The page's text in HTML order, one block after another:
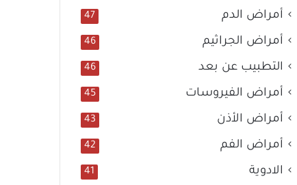
أمراض الدم 47
أمراض الجراثيم 46
التطبيب عن بعد 46
أمراض الفيروسات 45
أمراض الأذن 43
أمراض الفم 42
الادوية 41